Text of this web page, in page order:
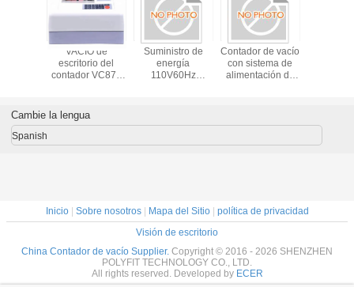
QUE
LA
-
VACÍO de
escritorio del
contador VC870
CUENTA la
MÁQUINA -
Suministro de
energía
110V60Hz
bancos con
45mm100mm a
Contador de vacío
con sistema de
alimentación de
apoyo Nota
45mm 100mm a
Cambie la lengua
Spanish
Inicio| Sobre nosotros| Mapa del Sitio| política de privacidad
Visión de escritorio
China Contador de vacío Supplier. Copyright © 2016 - 2026 SHENZHEN
POLYFIT TECHNOLOGY CO., LTD.
All rights reserved. Developed by ECER